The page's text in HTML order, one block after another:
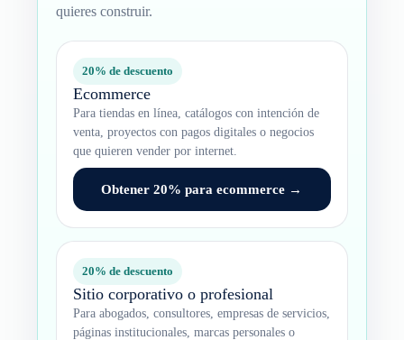
quieres construir.
20% de descuento
Ecommerce
Para tiendas en línea, catálogos con intención de
venta, proyectos con pagos digitales o negocios
que quieren vender por internet.
Obtener 20% para ecommerce →
20% de descuento
Sitio corporativo o profesional
Para abogados, consultores, empresas de servicios,
páginas institucionales, marcas personales o